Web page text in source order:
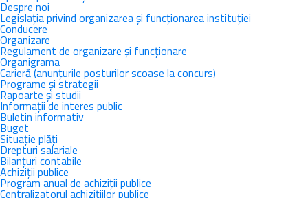
Despre noi
Legislația privind organizarea și funcționarea instituției
Conducere
Organizare
Regulament de organizare și funcționare
Organigrama
Carieră (anunțurile posturilor scoase la concurs)
Programe și strategii
Rapoarte și studii
Informații de interes public
Buletin informativ
Buget
Situație plăți
Drepturi salariale
Bilanțuri contabile
Achiziții publice
Program anual de achiziții publice
Centralizatorul achizițiilor publice